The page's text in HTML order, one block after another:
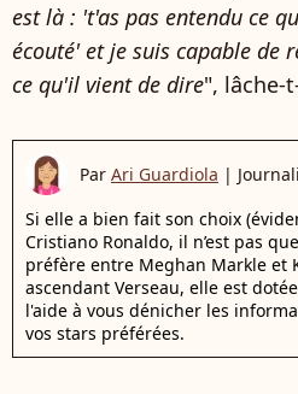
est là : 't'as pas entendu ce
écouté' et je suis capable de
ce qu'il vient de dire", lâche-
Par Ari Guardiola |
Si elle a bien fait son choix
Cristiano Ronaldo, il n’est pas
préfère entre Meghan Markle et
ascendant Verseau, elle est
l'aide à vous dénicher les
vos stars préférées.